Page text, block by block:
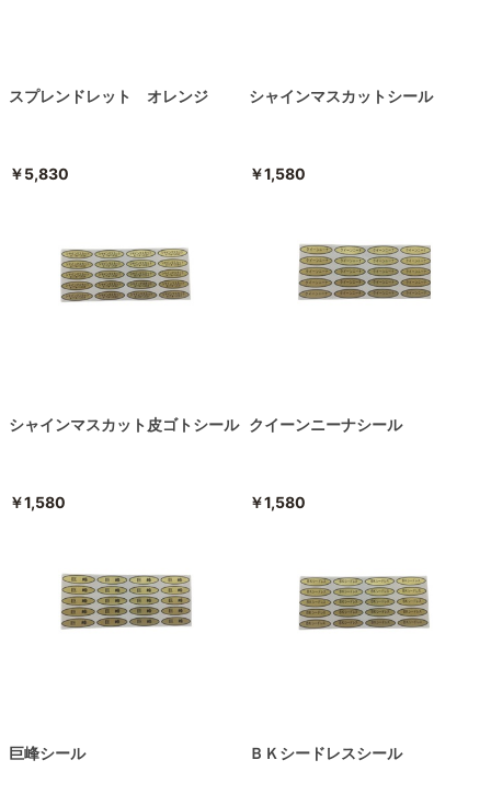
スプレンドレット オレンジ
￥5,830
シャインマスカットシール
￥1,580
シャインマスカット皮ゴトシール
￥1,580
クイーンニーナシール
￥1,580
巨峰シール ＢＫシードレスシール